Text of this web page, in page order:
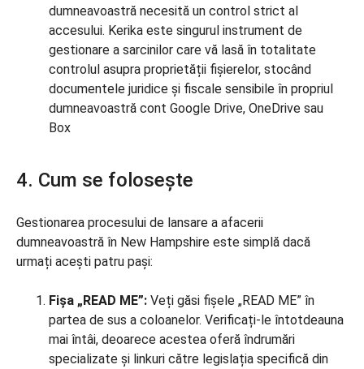
dumneavoastră necesită un control strict al
accesului. Kerika este singurul instrument de
gestionare a sarcinilor care vă lasă în totalitate
controlul asupra proprietății fișierelor, stocând
documentele juridice și fiscale sensibile în propriul
dumneavoastră cont Google Drive, OneDrive sau
Box
4. Cum se folosește
Gestionarea procesului de lansare a afacerii
dumneavoastră în New Hampshire este simplă dacă
urmați acești patru pași:
Fișa „READ ME”: Veți găsi fișele „READ ME” în
partea de sus a coloanelor. Verificați-le întotdeauna
mai întâi, deoarece acestea oferă îndrumări
specializate și linkuri către legislația specifică din